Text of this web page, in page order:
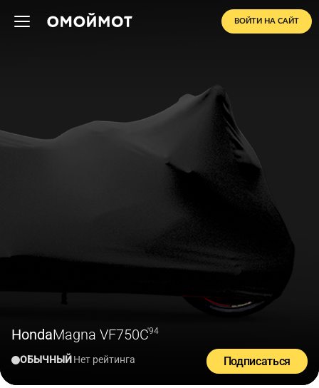
ВОЙТИ НА САЙТ
HondaMagna VF750C'94
ОБЫЧНЫЙНет рейтинга Подписаться